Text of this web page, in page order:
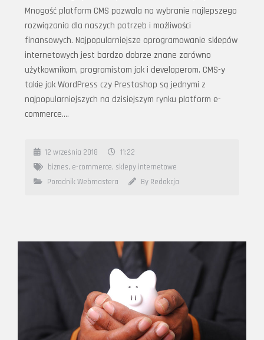
Mnogość platform CMS pozwala na wybranie najlepszego
rozwiązania dla naszych potrzeb i możliwości
finansowych. Najpopularniejsze oprogramowanie sklepów
internetowych jest bardzo dobrze znane zarówno
użytkownikom, programistom jak i developerom. CMS-y
takie jak WordPress czy Prestashop są jednymi z
najpopularniejszych na dzisiejszym rynku platform e-
commerce….
12 września 2018
11:22
biznes, e-commerce, sklepy internetowe
Poradnik Webmastera
By Redakcja